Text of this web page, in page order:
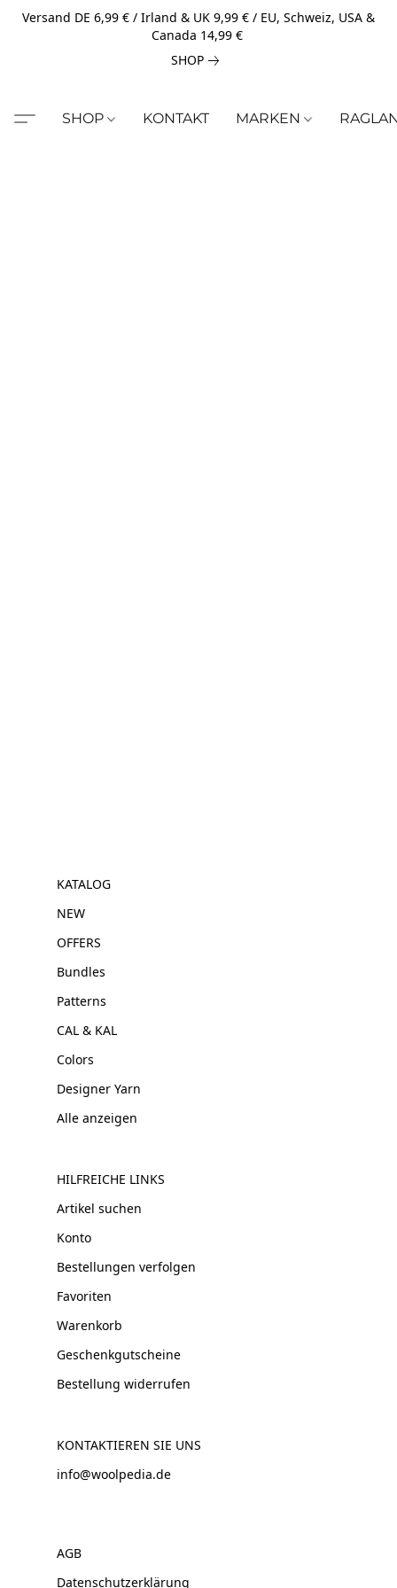
Versand DE 6,99 € / Irland & UK 9,99 € / EU, Schweiz, USA &
Canada 14,99 €
SHOP
SHOP KONTAKT MARKEN
KATALOG
NEW
OFFERS
Bundles
Patterns
CAL & KAL
Colors
Designer Yarn
Alle anzeigen
HILFREICHE LINKS
Artikel suchen
Konto
Bestellungen verfolgen
Favoriten
Warenkorb
Geschenkgutscheine
Bestellung widerrufen
KONTAKTIEREN SIE UNS
info@woolpedia.de
AGB
Datenschutzerklärung